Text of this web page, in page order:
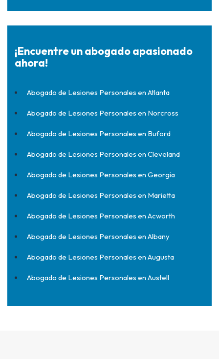
¡Encuentre un abogado apasionado
ahora!
Abogado de Lesiones Personales en Atlanta
Abogado de Lesiones Personales en Norcross
Abogado de Lesiones Personales en Buford
Abogado de Lesiones Personales en Cleveland
Abogado de Lesiones Personales en Georgia
Abogado de Lesiones Personales en Marietta
Abogado de Lesiones Personales en Acworth
Abogado de Lesiones Personales en Albany
Abogado de Lesiones Personales en Augusta
Abogado de Lesiones Personales en Austell